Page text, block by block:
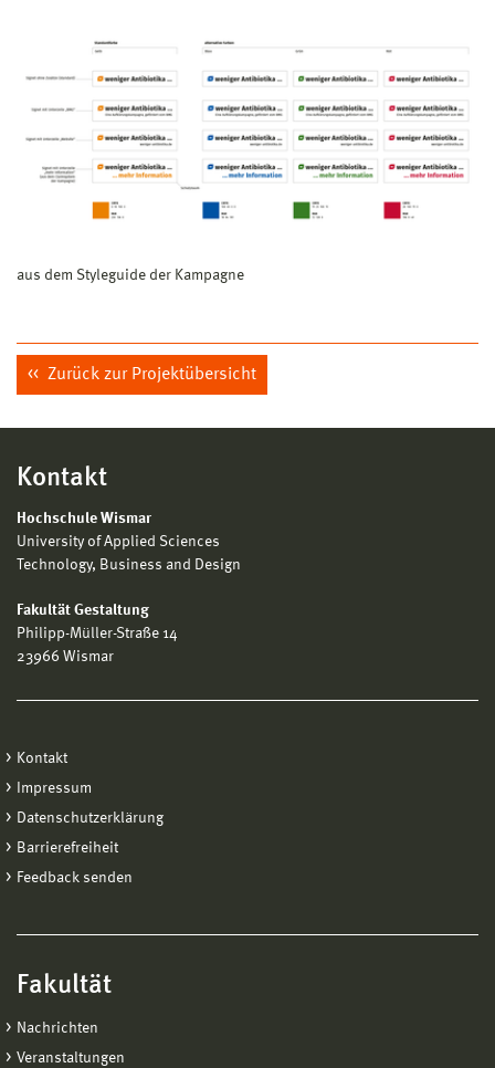
aus dem Styleguide der Kampagne
Zurück zur Projektübersicht
Kontakt
Hochschule Wismar
University of Applied Sciences
Technology, Business and Design
Fakultät Gestaltung
Philipp-Müller-Straße 14
23966 Wismar
Kontakt
Impressum
Datenschutzerklärung
Barrierefreiheit
Feedback senden
Fakultät
Nachrichten
Veranstaltungen